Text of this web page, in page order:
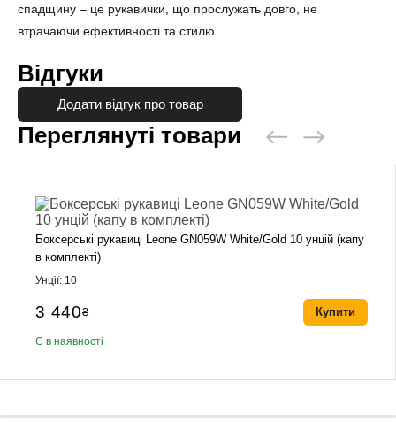
спадщину – це рукавички, що прослужать довго, не
втрачаючи ефективності та стилю.
Відгуки
Додати відгук про товар
Переглянуті товари
Боксерські рукавиці Leone GN059W White/Gold 10 унцій (капу
в комплекті)
Унції: 10
3 440₴
Є в наявності
Купити